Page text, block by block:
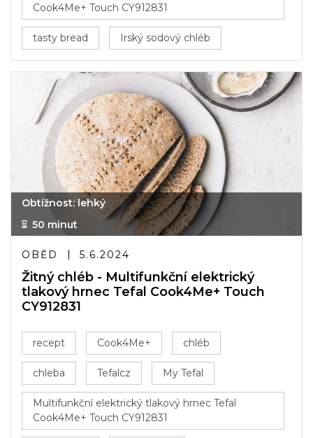
Cook4Me+ Touch CY912831
tasty bread Irský sodový chléb
Obtížnost: lehký
50 minut
OBĚD 5.6.2024
Žitný chléb - Multifunkční elektrický
tlakový hrnec Tefal Cook4Me+ Touch
CY912831
recept Cook4Me+ chléb
chleba Tefalcz My Tefal
Multifunkční elektrický tlakový hrnec Tefal
Cook4Me+ Touch CY912831